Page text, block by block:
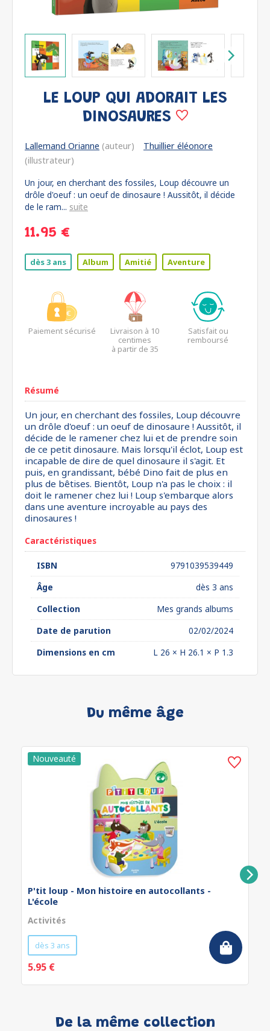
LE LOUP QUI ADORAIT LES
DINOSAURES
Lallemand Orianne (auteur)
Thuillier éléonore
(illustrateur)
Un jour, en cherchant des fossiles, Loup découvre un
drôle d'oeuf : un oeuf de dinosaure ! Aussitôt, il décide
de le ram... suite
11.95 €
dès 3 ans Album Amitié Aventure
Paiement sécurisé
Livraison à 10
centimes
à partir de 35
Satisfait ou
remboursé
Résumé
Un jour, en cherchant des fossiles, Loup découvre
un drôle d'oeuf : un oeuf de dinosaure ! Aussitôt, il
décide de le ramener chez lui et de prendre soin
de ce petit dinosaure. Mais lorsqu'il éclot, Loup est
incapable de dire de quel dinosaure il s'agit. Et
puis, en grandissant, bébé Dino fait de plus en
plus de bêtises. Bientôt, Loup n'a pas le choix : il
doit le ramener chez lui ! Loup s'embarque alors
dans une aventure incroyable au pays des
dinosaures !
Caractéristiques
ISBN
9791039539449
Âge
dès 3 ans
Collection
Mes grands albums
Date de parution
02/02/2024
Dimensions en cm
L 26 × H 26.1 × P 1.3
Du même âge
P'tit loup - Mon histoire en autocollants -
L'école
Activités
dès 3 ans
5.95 €
De la même collection